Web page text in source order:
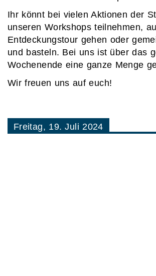
Ihr könnt bei vielen Aktionen der
unseren Workshops teilnehmen,
Entdeckungstour gehen oder
und basteln. Bei uns ist über das
Wochenende eine ganze Menge
Wir freuen uns auf euch!
Freitag, 19. Juli 2024